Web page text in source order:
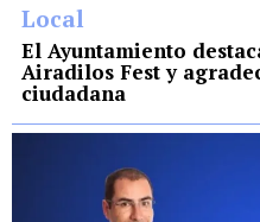
Local
El Ayuntamiento
Airadilos Fest y
ciudadana